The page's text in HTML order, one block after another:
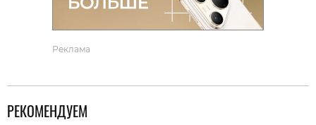
Реклама
РЕКОМЕНДУЕМ